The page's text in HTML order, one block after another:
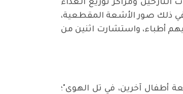
ومراكز توزيع الغذاء
ذلك صور الأشعة المقطعية،
أطباء، واستشارت اثنين من
أطفال آخرين، في تل الهوى"؛